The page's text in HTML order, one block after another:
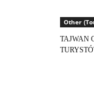
Other
TAJWAN